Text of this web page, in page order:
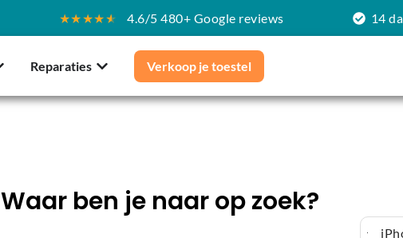
★★★★★ 4.6/5 480+ Google reviews 14
Reparaties Verkoop je toestel
Waar ben je naar op zoek?